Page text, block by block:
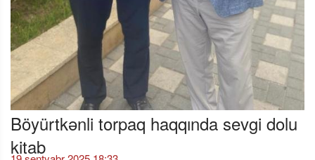
Böyürtkənli torpaq haqqında sevgi dolu
kitab